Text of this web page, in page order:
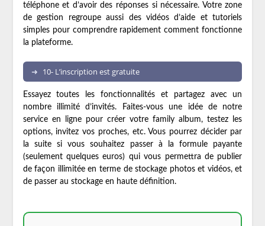
téléphone et d’avoir des réponses si nécessaire. Votre zone
de gestion regroupe aussi des vidéos d’aide et tutoriels
simples pour comprendre rapidement comment fonctionne
la plateforme.
10- L’inscription est gratuite
Essayez toutes les fonctionnalités et partagez avec un
nombre illimité d’invités. Faites-vous une idée de notre
service en ligne pour créer votre family album, testez les
options, invitez vos proches, etc. Vous pourrez décider par
la suite si vous souhaitez passer à la formule payante
(seulement quelques euros) qui vous permettra de publier
de façon illimitée en terme de stockage photos et vidéos, et
de passer au stockage en haute définition.